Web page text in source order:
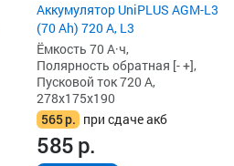
Аккумулятор UniPLUS AGM-L3
(70 Ah) 720 А, L3
Ёмкость 70 А·ч,
Полярность обратная [- +],
Пусковой ток 720 А,
278x175x190
565р. при сдаче акб
585р.